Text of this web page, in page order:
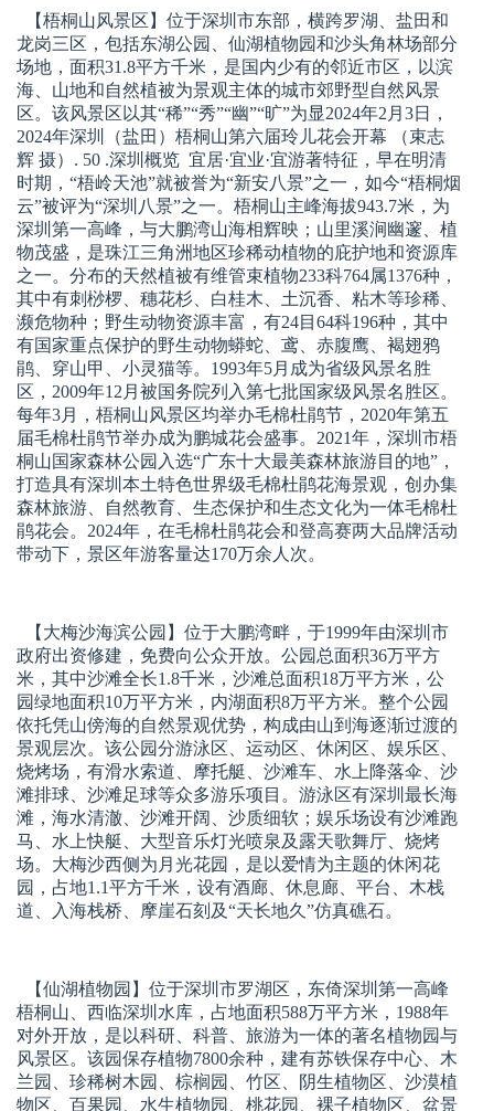
【梧桐山风景区】 位于深圳市东部，横跨罗湖、盐田和
龙岗三区，包括东湖公园、仙湖植物园和沙头角林场部分
场地，面积31.8平方千米，是国内少有的邻近市区，以滨
海、山地和自然植被为景观主体的城市郊野型自然风景
区。该风景区以其“稀”“秀”“幽”“旷”为显2024年2月3日，
2024年深圳（盐田）梧桐山第六届玲儿花会开幕 （束志
辉 摄）. 50 .深圳概览 宜居·宜业·宜游著特征，早在明清
时期，“梧岭天池”就被誉为“新安八景”之一，如今“梧桐烟
云”被评为“深圳八景”之一。梧桐山主峰海拔943.7米，为
深圳第一高峰，与大鹏湾山海相辉映；山里溪涧幽邃、植
物茂盛，是珠江三角洲地区珍稀动植物的庇护地和资源库
之一。分布的天然植被有维管束植物233科764属1376种，
其中有刺桫椤、穗花杉、白桂木、土沉香、粘木等珍稀、
濒危物种；野生动物资源丰富，有24目64科196种，其中
有国家重点保护的野生动物蟒蛇、鸢、赤腹鹰、褐翅鸦
鹃、穿山甲、小灵猫等。1993年5月成为省级风景名胜
区，2009年12月被国务院列入第七批国家级风景名胜区。
每年3月，梧桐山风景区均举办毛棉杜鹃节，2020年第五
届毛棉杜鹃节举办成为鹏城花会盛事。2021年，深圳市梧
桐山国家森林公园入选“广东十大最美森林旅游目的地”，
打造具有深圳本土特色世界级毛棉杜鹃花海景观，创办集
森林旅游、自然教育、生态保护和生态文化为一体毛棉杜
鹃花会。2024年，在毛棉杜鹃花会和登高赛两大品牌活动
带动下，景区年游客量达170万余人次。
【大梅沙海滨公园】 位于大鹏湾畔，于1999年由深圳市
政府出资修建，免费向公众开放。公园总面积36万平方
米，其中沙滩全长1.8千米，沙滩总面积18万平方米，公
园绿地面积10万平方米，内湖面积8万平方米。整个公园
依托凭山傍海的自然景观优势，构成由山到海逐渐过渡的
景观层次。该公园分游泳区、运动区、休闲区、娱乐区、
烧烤场，有滑水索道、摩托艇、沙滩车、水上降落伞、沙
滩排球、沙滩足球等众多游乐项目。游泳区有深圳最长海
滩，海水清澈、沙滩开阔、沙质细软；娱乐场设有沙滩跑
马、水上快艇、大型音乐灯光喷泉及露天歌舞厅、烧烤
场。大梅沙西侧为月光花园，是以爱情为主题的休闲花
园，占地1.1平方千米，设有酒廊、休息廊、平台、木栈
道、入海栈桥、摩崖石刻及“天长地久”仿真礁石。
【仙湖植物园】 位于深圳市罗湖区，东倚深圳第一高峰
梧桐山、西临深圳水库，占地面积588万平方米，1988年
对外开放，是以科研、科普、旅游为一体的著名植物园与
风景区。该园保存植物7800余种，建有苏铁保存中心、木
兰园、珍稀树木园、棕榈园、竹区、阴生植物区、沙漠植
物区、百果园、水生植物园、桃花园、裸子植物区、盆景